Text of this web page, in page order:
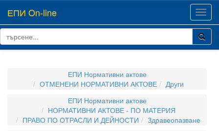
ЕПИ On-line
ЕПИ Нормативни актове
ОТМЕНЕНИ НОРМАТИВНИ АКТОВЕ
Други
ЕПИ Нормативни актове
НОРМАТИВНИ АКТОВЕ - ПО МАТЕРИЯ
ПРАВО ПО ОТРАСЛИ И ДЕЙНОСТИ
Здравеопазване